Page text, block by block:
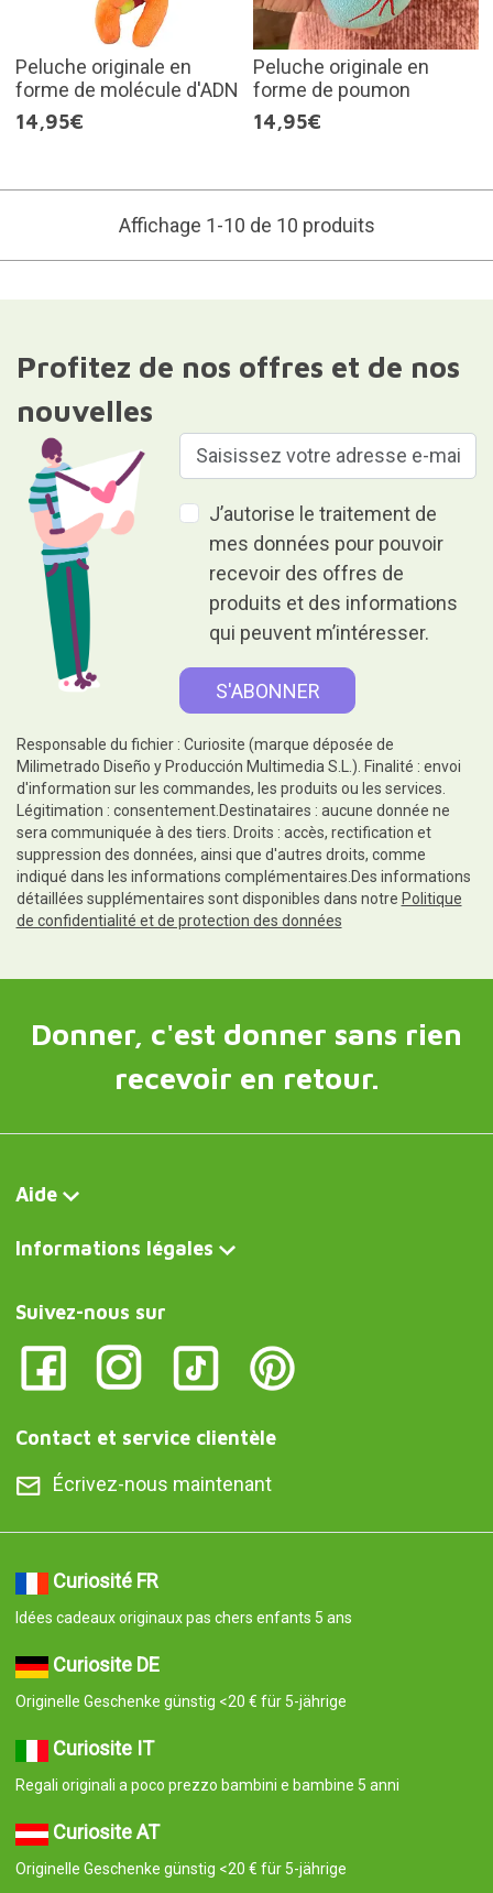
Peluche originale en
forme de molécule d'ADN
14,95€
Peluche originale en
forme de poumon
14,95€
Affichage 1-10 de 10 produits
Profitez de nos offres et de nos
nouvelles
J’autorise le traitement de
mes données pour pouvoir
recevoir des offres de
produits et des informations
qui peuvent m’intéresser.
Responsable du fichier : Curiosite (marque déposée de
Milimetrado Diseño y Producción Multimedia S.L.). Finalité : envoi
d'information sur les commandes, les produits ou les services.
Légitimation : consentement.Destinataires : aucune donnée ne
sera communiquée à des tiers. Droits : accès, rectification et
suppression des données, ainsi que d'autres droits, comme
indiqué dans les informations complémentaires.Des informations
détaillées supplémentaires sont disponibles dans notre Politique
de confidentialité et de protection des données
Donner, c'est donner sans rien
recevoir en retour.
Aide
Informations légales
Suivez-nous sur
Contact et service clientèle
Écrivez-nous maintenant
Curiosité FR
Idées cadeaux originaux pas chers enfants 5 ans
Curiosite DE
Originelle Geschenke günstig <20 € für 5-jährige
Curiosite IT
Regali originali a poco prezzo bambini e bambine 5 anni
Curiosite AT
Originelle Geschenke günstig <20 € für 5-jährige